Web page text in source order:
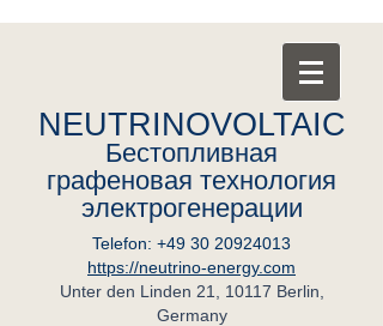
NEUTRINOVOLTAIC
Бестопливная
графеновая технология
электрогенерации
Telefon: +49 30 20924013
https://neutrino-energy.com
Unter den Linden 21, 10117 Berlin,
Germany